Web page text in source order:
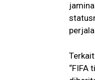
“FIFA